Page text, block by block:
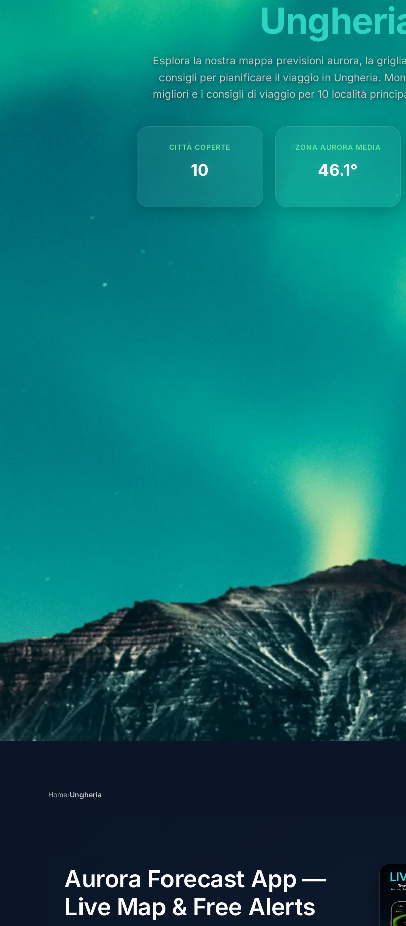
Esplora la nostra mappa previsioni aurora, la
consigli per pianificare il viaggio in Ungheria.
migliori e i consigli di viaggio per 10 località
CITTÀ COPERTE
10
ZONA AURORA MEDIA
46.1°
Home›Ungheria
Aurora Forecast App —
Live Map & Free Alerts